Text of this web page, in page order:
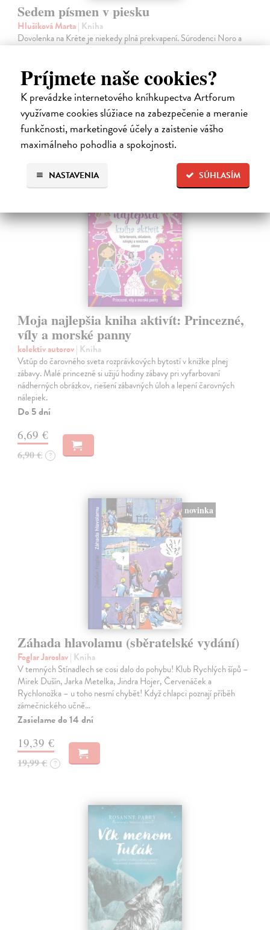
Príjmete naše cookies?
K prevádzke internetového kníhkupectva Artforum
využívame cookies slúžiace na zabezpečenie a meranie
funkčnosti, marketingové účely a zaistenie vášho
maximálneho pohodlia a spokojnosti.
SÚHLASÍM
NASTAVENIA
Sedem písmen v piesku
Hlušíková Marta| Kniha
Dovolenka na Kréte je niekedy plná prekvapení. Súrodenci Noro a
zahrabaní…
Na sklade
14,20 €
14,95 € ?
Moja najlepšia kniha aktivít: Princezné,
víly a morské panny
kolektív autorov| Kniha
Vstúp do čarovného sveta rozprávkových bytostí v knižke plnej
zábavy. Malé princezné si užijú hodiny zábavy pri vyfarbovaní
nádherných obrázkov, riešení zábavných úloh a lepení čarovných
nálepiek.
Do 5 dní
6,69 €
6,90 € ?
novinka
Záhada hlavolamu (sběratelské vydání)
Foglar Jaroslav| Kniha
V temných Stínadlech se cosi dalo do pohybu! Klub Rychlých šípů –
Mirek Dušín, Jarka Metelka, Jindra Hojer, Červenáček a
Rychlonožka – u toho nesmí chybět! Když chlapci poznají příběh
zámečnického učně…
Zasielame do 14 dní
19,39 €
19,99 € ?